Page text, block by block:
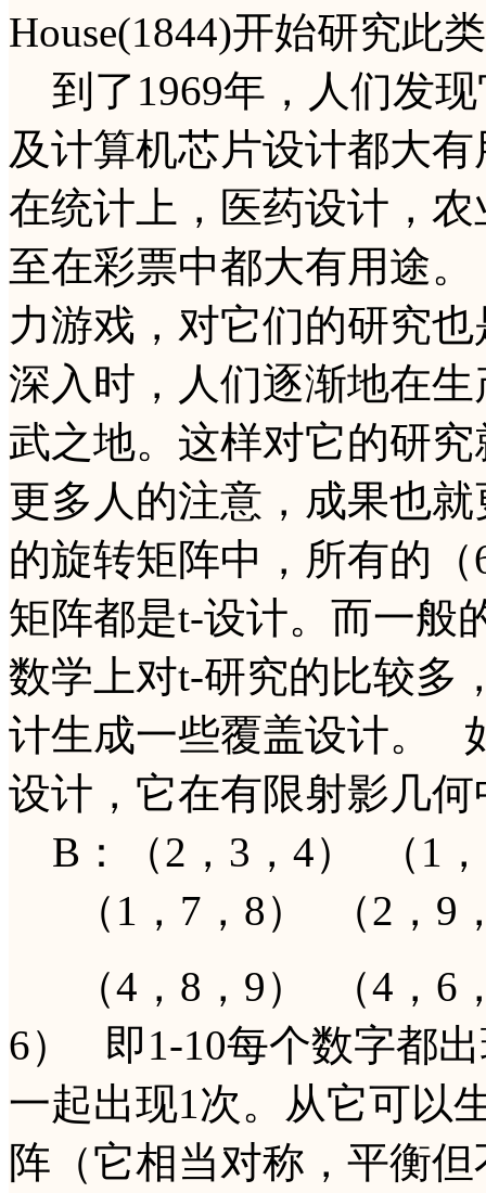
House(1844)开始研究此
到了1969年，人们发
及计算机芯片设计都大
在统计上，医药设计，
至在彩票中都大有用途
力游戏，对它们的研究
深入时，人们逐渐地在
武之地。这样对它的研
更多人的注意，成果也
的旋转矩阵中，所有的
矩阵都是t-设计。而一般
数学上对t-研究的比较多
计生成一些覆盖设计。
设计，它在有限射影几
B：（2，3，4） （1
（1，7，8） （2，9
（4，8，9） （4，6
6） 即1-10每个数字都
一起出现1次。从它可以
阵（它相当对称，平衡